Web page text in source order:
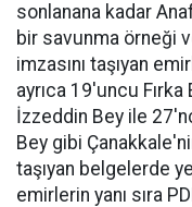
sonlanana kadar
bir savunma örneği
imzasını taşıyan
ayrıca 19'uncu Fırka
İzzeddin Bey ile
Bey gibi
taşıyan belgelerde
emirlerin yanı sıra